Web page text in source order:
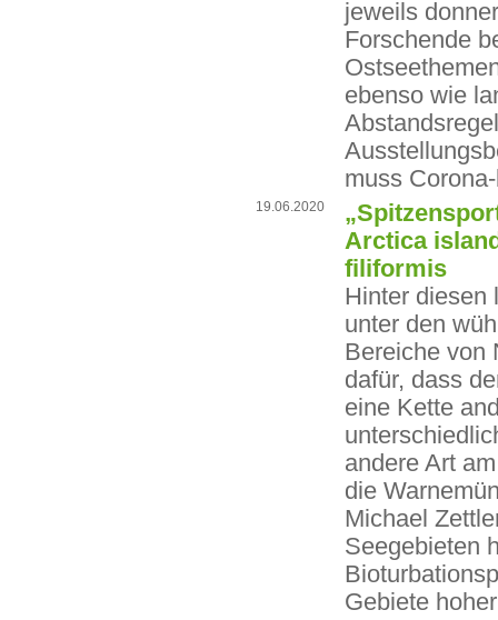
jeweils
Forschende
ebenso wie
muss
19.06.2020
Arctica
filiformis
Hinter diesen
unter den
Bereiche von
dafür, dass
eine Kette
andere Art
die
Michael
Seegebieten
Gebiete